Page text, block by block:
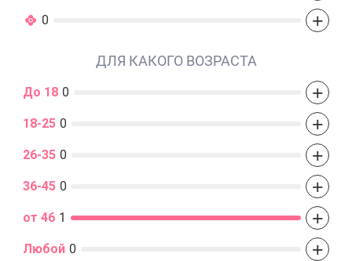
0 +
ДЛЯ КАКОГО ВОЗРАСТА
До 18 0 +
18-25 0 +
26-35 0 +
36-45 0 +
от 46 1 +
Любой 0 +